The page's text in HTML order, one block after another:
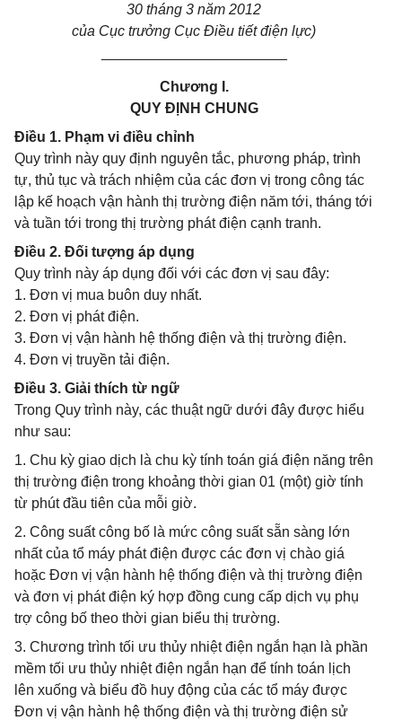
30 tháng 3 năm 2012
của Cục trưởng Cục Điều tiết điện lực)
Chương I.
QUY ĐỊNH CHUNG
Điều 1. Phạm vi điều chỉnh
Quy trình này quy định nguyên tắc, phương pháp, trình
tự, thủ tục và trách nhiệm của các đơn vị trong công tác
lập kế hoạch vận hành thị trường điện năm tới, tháng tới
và tuần tới trong thị trường phát điện cạnh tranh.
Điều 2. Đối tượng áp dụng
Quy trình này áp dụng đối với các đơn vị sau đây:
1. Đơn vị mua buôn duy nhất.
2. Đơn vị phát điện.
3. Đơn vị vận hành hệ thống điện và thị trường điện.
4. Đơn vị truyền tải điện.
Điều 3. Giải thích từ ngữ
Trong Quy trình này, các thuật ngữ dưới đây được hiểu
như sau:
1. Chu kỳ giao dịch là chu kỳ tính toán giá điện năng trên
thị trường điện trong khoảng thời gian 01 (một) giờ tính
từ phút đầu tiên của mỗi giờ.
2. Công suất công bố là mức công suất sẵn sàng lớn
nhất của tổ máy phát điện được các đơn vị chào giá
hoặc Đơn vị vận hành hệ thống điện và thị trường điện
và đơn vị phát điện ký hợp đồng cung cấp dịch vụ phụ
trợ công bố theo thời gian biểu thị trường.
3. Chương trình tối ưu thủy nhiệt điện ngắn hạn là phần
mềm tối ưu thủy nhiệt điện ngắn hạn để tính toán lịch
lên xuống và biểu đồ huy động của các tổ máy được
Đơn vị vận hành hệ thống điện và thị trường điện sử